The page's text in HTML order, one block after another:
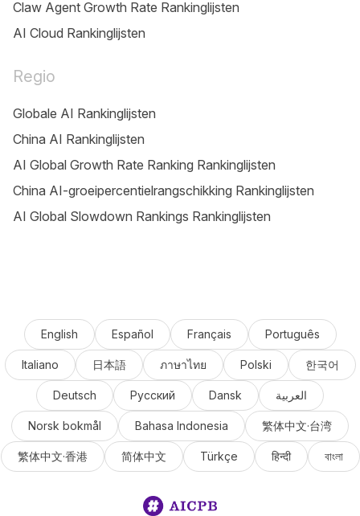
Claw Agent Growth Rate Rankinglijsten
AI Cloud Rankinglijsten
Regio
Globale AI Rankinglijsten
China AI Rankinglijsten
AI Global Growth Rate Ranking Rankinglijsten
China AI-groeipercentielrangschikking Rankinglijsten
AI Global Slowdown Rankings Rankinglijsten
English Español Français Português
Italiano 日本語 ภาษาไทย Polski 한국어
Deutsch Русский Dansk العربية
Norsk bokmål Bahasa Indonesia 繁体中文·台湾
繁体中文·香港 简体中文 Türkçe हिन्दी বাংলা